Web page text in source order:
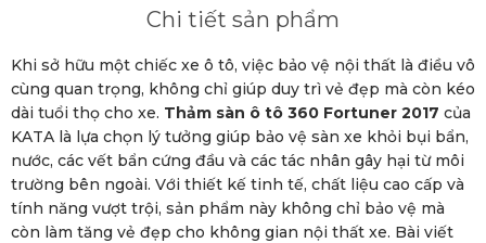
Chi tiết sản phẩm
Khi sở hữu một chiếc xe ô tô, việc bảo vệ nội thất là điều vô
cùng quan trọng, không chỉ giúp duy trì vẻ đẹp mà còn kéo
dài tuổi thọ cho xe. Thảm sàn ô tô 360 Fortuner 2017 của
KATA là lựa chọn lý tưởng giúp bảo vệ sàn xe khỏi bụi bẩn,
nước, các vết bẩn cứng đầu và các tác nhân gây hại từ môi
trường bên ngoài. Với thiết kế tinh tế, chất liệu cao cấp và
tính năng vượt trội, sản phẩm này không chỉ bảo vệ mà
còn làm tăng vẻ đẹp cho không gian nội thất xe. Bài viết